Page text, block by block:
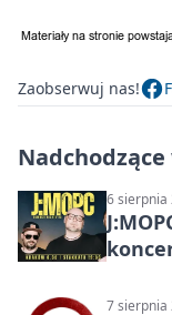
Zaobserwuj nas!
6 sierpnia
7 sierpnia